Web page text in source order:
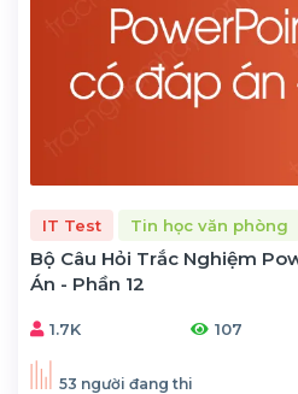
IT Test Tin học văn phòng
Bộ Câu Hỏi Trắc Nghiệm
Án - Phần 12
1.7K 107
53 người đang thi